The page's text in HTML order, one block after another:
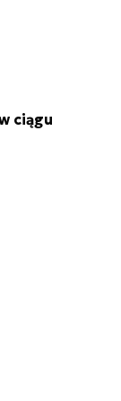
ciągu